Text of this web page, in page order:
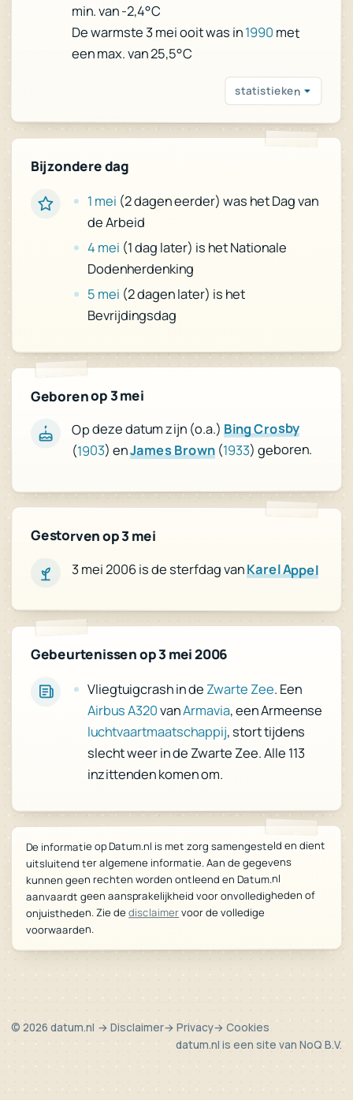
min. van -2,4°C
De warmste 3 mei ooit was in1990 met
een max. van 25,5°C
statistieken
Bijzondere dag
1 mei (2 dagen eerder) was het Dag van
de Arbeid
4 mei (1 dag later) is het Nationale
Dodenherdenking
5 mei (2 dagen later) is het
Bevrijdingsdag
Geboren op 3 mei
Op deze datum zijn (o.a.)Bing Crosby
(1903) enJames Brown (1933) geboren.
Gestorven op 3 mei
3 mei 2006 is de sterfdag vanKarel Appel
Gebeurtenissen op 3 mei 2006
Vliegtuigcrash in de Zwarte Zee. Een
Airbus A320vanArmavia, een Armeense
luchtvaartmaatschappij, stort tijdens
slecht weer in de Zwarte Zee. Alle 113
inzittenden komen om.
De informatie op Datum.nl is met zorg samengesteld en dient
uitsluitend ter algemene informatie. Aan de gegevens
kunnen geen rechten worden ontleend en Datum.nl
aanvaardt geen aansprakelijkheid voor onvolledigheden of
onjuistheden. Zie dedisclaimervoor de volledige
voorwaarden.
© 2026 datum.nl → Disclaimer→ Privacy→ Cookies
datum.nl is een site van NoQ B.V.